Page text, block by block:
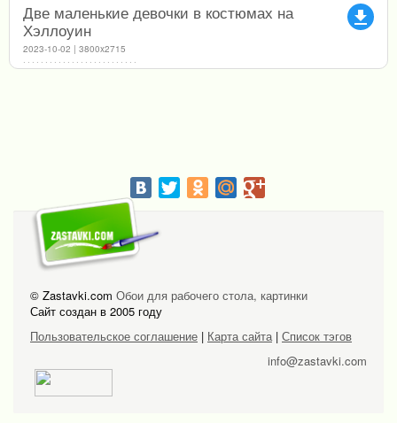
file_download
Две маленькие девочки в костюмах на
Хэллоуин
2023-10-02 | 3800x2715
© Zastavki.com Обои для рабочего стола, картинки
Сайт создан в 2005 году
Пользовательское соглашение | Карта сайта| Список тэгов
info@zastavki.com